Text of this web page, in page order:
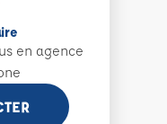
en agence